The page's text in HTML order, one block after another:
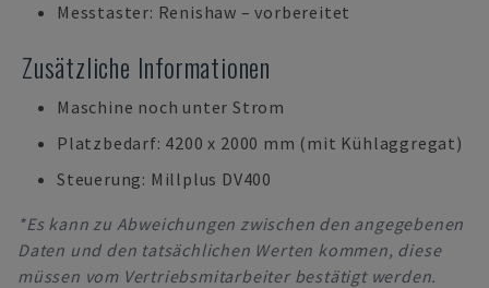
Messtaster: Renishaw – vorbereitet
Zusätzliche Informationen
Maschine noch unter Strom
Platzbedarf: 4200 x 2000 mm (mit Kühlaggregat)
Steuerung: Millplus DV400
*Es kann zu Abweichungen zwischen den angegebenen
Daten und den tatsächlichen Werten kommen, diese
müssen vom Vertriebsmitarbeiter bestätigt werden.